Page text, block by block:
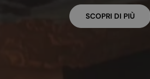
SCOPRI DI PIÙ